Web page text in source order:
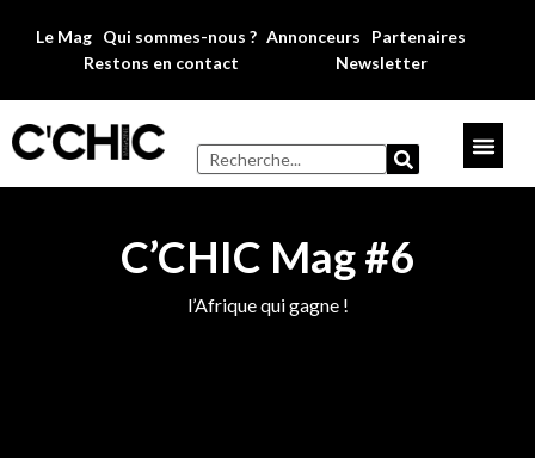
Le Mag Qui sommes-nous ? Annonceurs
Partenaires
Restons en contact
Newsletter
C’CHIC Mag #6
l’Afrique qui gagne !